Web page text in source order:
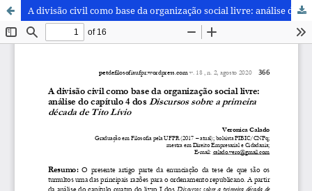
A divisão civil como base da organização social livre: análise do capítulo 4 dos Discursos sobre a primeira década de Tito Lívio